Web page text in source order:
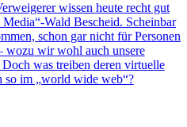
wissen heute recht gut
Wald Bescheid. Scheinbar
schon gar nicht für Personen
wozu wir wohl auch unsere
was treiben deren virtuelle
so im „world wide web“?